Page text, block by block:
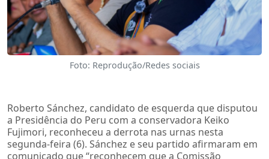
Foto: Reprodução/Redes sociais
Roberto Sánchez, candidato de esquerda que disputou
a Presidência do Peru com a conservadora Keiko
Fujimori, reconheceu a derrota nas urnas nesta
segunda-feira (6). Sánchez e seu partido afirmaram em
comunicado que “reconhecem que a Comissão